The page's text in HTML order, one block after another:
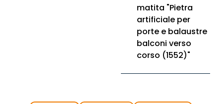
matita "Pietra
artificiale per
porte e balaustre
balconi verso
corso (1552)"